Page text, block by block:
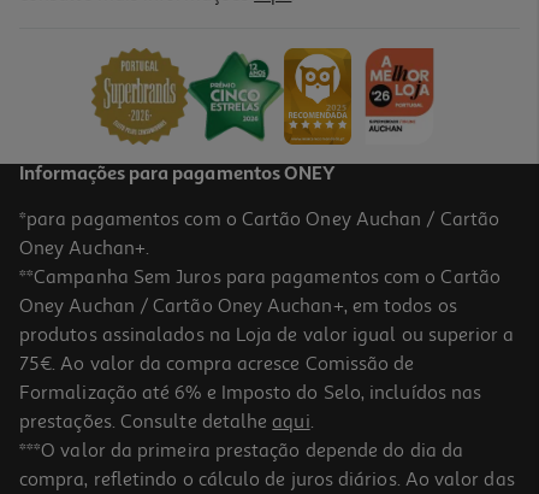
Informações para pagamentos ONEY
*para pagamentos com o Cartão Oney Auchan / Cartão
Oney Auchan+.
**Campanha Sem Juros para pagamentos com o Cartão
Oney Auchan / Cartão Oney Auchan+, em todos os
produtos assinalados na Loja de valor igual ou superior a
75€. Ao valor da compra acresce Comissão de
Formalização até 6% e Imposto do Selo, incluídos nas
prestações. Consulte detalhe aqui.
***O valor da primeira prestação depende do dia da
compra, refletindo o cálculo de juros diários. Ao valor das